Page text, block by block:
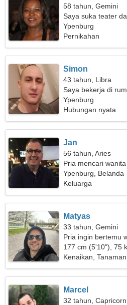
58 tahun, Gemini
Saya suka teater
Ypenburg
Pernikahan
Simon
43 tahun, Libra
Saya bekerja di
wanita yang luar
Ypenburg
Hubungan nyata
Jan
56 tahun, Aries
Pria mencari
Ypenburg, Belanda
Keluarga
Matyas
33 tahun, Gemini
Pria ingin bertemu
177 cm (5'10"), 75
Kenaikan, Tanaman
Marcel
32 tahun, Capricorn